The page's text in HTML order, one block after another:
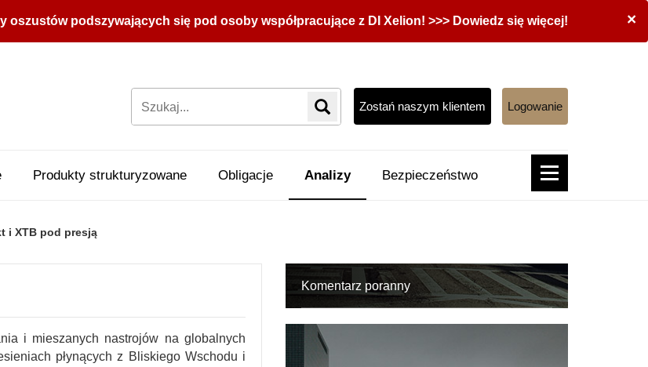
×
oszustów podszywających się pod osoby współpracujące z DI Xelion! >>> Dowiedz się więcej!
Zostań naszym klientem Logowanie
Produkty strukturyzowane Obligacje Analizy Bezpieczeństwo
i XTB pod presją
i mieszanych nastrojów na globalnych
płynących z Bliskiego Wschodu i
Komentarz poranny